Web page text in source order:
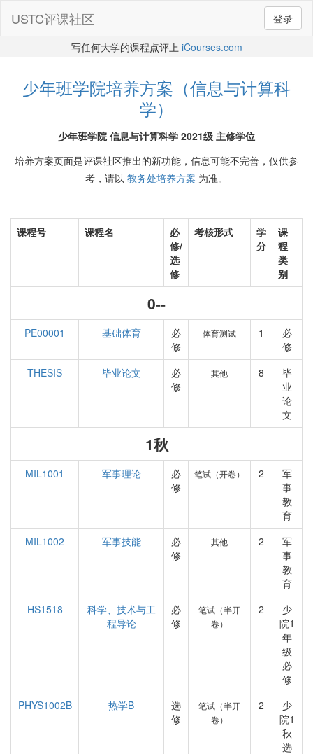
登录
USTC评课社区
写任何大学的课程点评上 iCourses.com
少年班学院培养方案（信息与计算科
学）
少年班学院 信息与计算科学 2021级 主修学位
培养方案页面是评课社区推出的新功能，信息可能不完善，仅供参
考，请以 教务处培养方案 为准。
课程号 课程名
必
修/
选
修
考核形式
学
分
课
程
类
别
0--
PE00001 基础体育
必
修
体育测试 1
必
修
THESIS
毕业论文
必
修
其他 8
毕
业
论
文
1秋
MIL1001 军事理论
必
修
笔试（开卷） 2
军
事
教
育
MIL1002
军事技能
必
修
其他 2
军
事
教
育
HS1518
科学、技术与工
程导论
必
修
笔试（半开
卷）
2
少
院1
年
级
必
修
PHYS1002B
热学B
选
修
笔试（半开
卷）
2
少
院1
秋
选